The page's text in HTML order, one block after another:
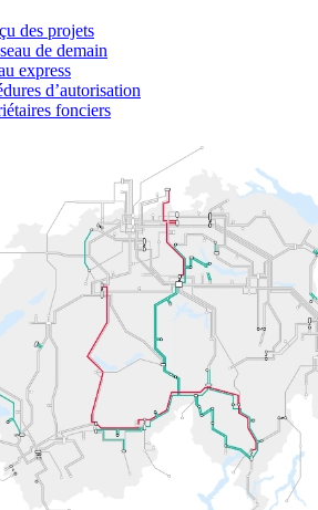
des projets
de demain
express
d’autorisation
fonciers